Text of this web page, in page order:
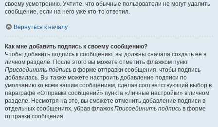
своему усмотрению. Учтите, что обычные пользователи не могут удалить
сообщение, если на него уже кто-то ответил.
Вернуться к началу
Как мне добавить подпись к своему сообщению?
Чтобы добавить подпись к сообщению, вы должны сначала создать её в
личном разделе. После этого вы можете отметить флажком пункт
Присоединить подпись в форме отправки сообщения, чтобы подпись
добавилась. Вы также можете настроить добавление подписи по
умолчанию ко всем вашим сообщениям, сделав соответствующий выбор в
параграфе «Отправка сообщений» пункта «Личные настройки» в личном
разделе. Несмотря на это, вы сможете отменить добавление подписи в
отдельных сообщениях, убрав флажок Присоединить подпись в форме
отправки сообщения.